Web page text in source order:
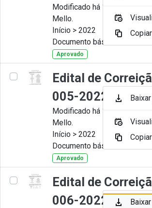
Modificado há 11 Meses por
Mello.
Início > 2022
Documento básico
Aprovado
Edital de
005-2022
Modificado há 11 Meses por
Mello.
Início > 2022
Documento básico
Aprovado
Edital de
006-2022